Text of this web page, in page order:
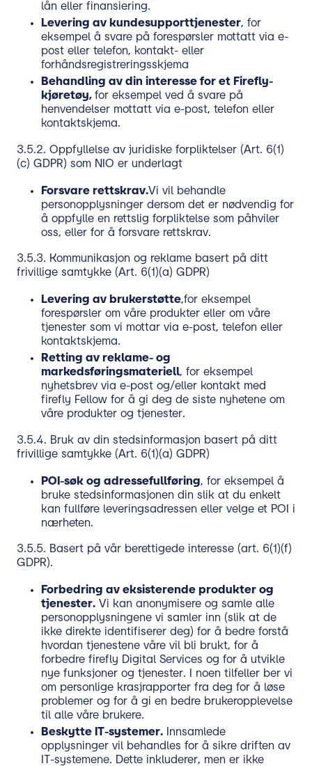
lån eller finansiering.
Levering av kundesupporttjenester, for
eksempel å svare på forespørsler mottatt via e-
post eller telefon, kontakt- eller
forhåndsregistreringsskjema
Behandling av din interesse for et Firefly-
kjøretøy, for eksempel ved å svare på
henvendelser mottatt via e-post, telefon eller
kontaktskjema.
3.5.2. Oppfyllelse av juridiske forpliktelser (Art. 6(1)
(c) GDPR) som NIO er underlagt
Forsvare rettskrav.Vi vil behandle
personopplysninger dersom det er nødvendig for
å oppfylle en rettslig forpliktelse som påhviler
oss, eller for å forsvare rettskrav.
3.5.3. Kommunikasjon og reklame basert på ditt
frivillige samtykke (Art. 6(1)(a) GDPR)
Levering av brukerstøtte,for eksempel
forespørsler om våre produkter eller om våre
tjenester som vi mottar via e-post, telefon eller
kontaktskjema.
Retting av reklame- og
markedsføringsmateriell, for eksempel
nyhetsbrev via e-post og/eller kontakt med
firefly Fellow for å gi deg de siste nyhetene om
våre produkter og tjenester.
3.5.4. Bruk av din stedsinformasjon basert på ditt
frivillige samtykke (Art. 6(1)(a) GDPR)
POI-søk og adressefullføring, for eksempel å
bruke stedsinformasjonen din slik at du enkelt
kan fullføre leveringsadressen eller velge et POI i
nærheten.
3.5.5. Basert på vår berettigede interesse (art. 6(1)(f)
GDPR).
Forbedring av eksisterende produkter og
tjenester. Vi kan anonymisere og samle alle
personopplysningene vi samler inn (slik at de
ikke direkte identifiserer deg) for å bedre forstå
hvordan tjenestene våre vil bli brukt, for å
forbedre firefly Digital Services og for å utvikle
nye funksjoner og tjenester. I noen tilfeller ber vi
om personlige krasjrapporter fra deg for å løse
problemer og for å gi en bedre brukeropplevelse
til alle våre brukere.
Beskytte IT-systemer. Innsamlede
opplysninger vil behandles for å sikre driften av
IT-systemene. Dette inkluderer, men er ikke